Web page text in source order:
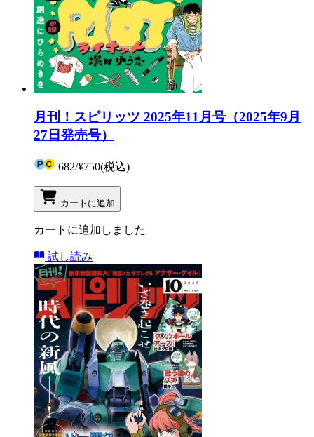
月刊！スピリッツ 2025年11月号（2025年9月
27日発売号）
682/¥750(税込)
カートに追加
カートに追加しました
試し読み